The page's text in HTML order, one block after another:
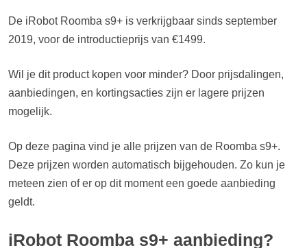
De iRobot Roomba s9+ is verkrijgbaar sinds september
2019, voor de introductieprijs van €1499.
Wil je dit product kopen voor minder? Door prijsdalingen,
aanbiedingen, en kortingsacties zijn er lagere prijzen
mogelijk.
Op deze pagina vind je alle prijzen van de Roomba s9+.
Deze prijzen worden automatisch bijgehouden. Zo kun je
meteen zien of er op dit moment een goede aanbieding
geldt.
iRobot Roomba s9+ aanbieding?